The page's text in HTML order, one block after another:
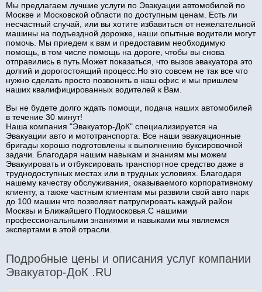
Мы предлагаем лучшие услуги по Эвакуации автомобилей по
Москве и Московской области по доступным ценам. Есть ли
несчастный случай, или вы хотите избавиться от нежелательной
машины на подъездной дорожке, наши опытные водители могут
помочь. Мы приедем к вам и предоставим необходимую
помощь, в том числе помощь на дороге, чтобы вы снова
отправились в путь.Может показаться, что вызов эвакуатора это
долгий и дорогостоящий процесс.Но это совсем не так все что
нужно сделать просто позвонить в наш офис и мы пришлем
наших квалифицированных водителей к Вам.
Вы не будете долго ждать помощи, подача наших автомобилей
в течение 30 минут!
Наша компания "Эвакуатор-ДоК" специализируется на
Эвакуации авто и мототранспорта. Все наши эвакуационные
бригады хорошо подготовлены к выполнению буксировочной
задачи. Благодаря нашим навыкам и знаниям мы можем
Эвакуировать и отбуксировать транспортное средство даже в
труднодоступных местах или в трудных условиях. Благодаря
нашему качеству обслуживания, оказываемого корпоративному
клиенту, а также частным клиентам мы развили свой авто парк
до 100 машин что позволяет патрулировать каждый район
Москвы и Ближайшего Подмосковья.С нашими
профессиональными знаниями и навыками мы являемся
экспертами в этой отрасли.
Подробные цены и описания услуг компании
Эвакуатор-ДоК .RU